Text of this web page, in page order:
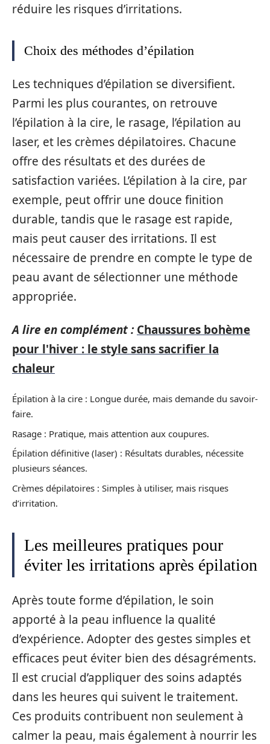
réduire les risques d’irritations.
Choix des méthodes d’épilation
Les techniques d’épilation se diversifient.
Parmi les plus courantes, on retrouve
l’épilation à la cire, le rasage, l’épilation au
laser, et les crèmes dépilatoires. Chacune
offre des résultats et des durées de
satisfaction variées. L’épilation à la cire, par
exemple, peut offrir une douce finition
durable, tandis que le rasage est rapide,
mais peut causer des irritations. Il est
nécessaire de prendre en compte le type de
peau avant de sélectionner une méthode
appropriée.
A lire en complément : Chaussures bohème
pour l'hiver : le style sans sacrifier la
chaleur
Épilation à la cire : Longue durée, mais demande du savoir-
faire.
Rasage : Pratique, mais attention aux coupures.
Épilation définitive (laser) : Résultats durables, nécessite
plusieurs séances.
Crèmes dépilatoires : Simples à utiliser, mais risques
d’irritation.
Les meilleures pratiques pour
éviter les irritations après épilation
Après toute forme d’épilation, le soin
apporté à la peau influence la qualité
d’expérience. Adopter des gestes simples et
efficaces peut éviter bien des désagréments.
Il est crucial d’appliquer des soins adaptés
dans les heures qui suivent le traitement.
Ces produits contribuent non seulement à
calmer la peau, mais également à nourrir les